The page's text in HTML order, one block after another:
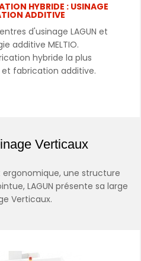
HYBRIDE : USINAGE
ADDITIVE
d'usinage LAGUN et
additive MELTIO.
hybride la plus
et fabrication additive.
Verticaux
une structure
LAGUN présente sa large
Verticaux.